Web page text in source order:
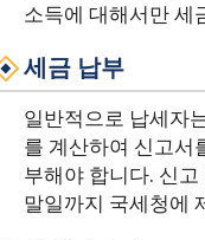
소득에 대해서만 세
세금 납부
일반적으로 납세자
를 계산하여 신고서
부해야 합니다. 신
말일까지 국세청에